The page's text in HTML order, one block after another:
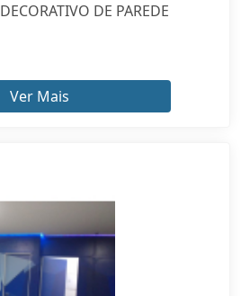
DE PAREDE
Ver Mais